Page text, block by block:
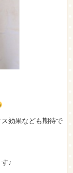
効果なども期待で
♪